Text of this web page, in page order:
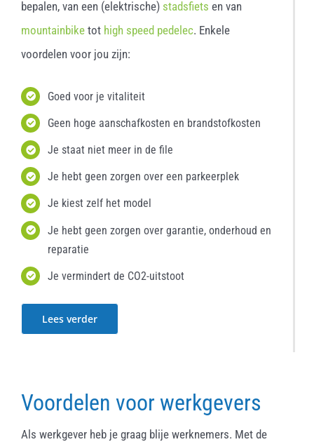
bepalen, van een (elektrische) stadsfiets en van
mountainbiketot high speed pedelec. Enkele
voordelen voor jou zijn:
Goed voor je vitaliteit
Geen hoge aanschafkosten en brandstofkosten
Je staat niet meer in de file
Je hebt geen zorgen over een parkeerplek
Je kiest zelf het model
Je hebt geen zorgen over garantie, onderhoud en
reparatie
Je vermindert de CO2-uitstoot
Lees verder
Voordelen voor werkgevers
Als werkgever heb je graag blije werknemers. Met de